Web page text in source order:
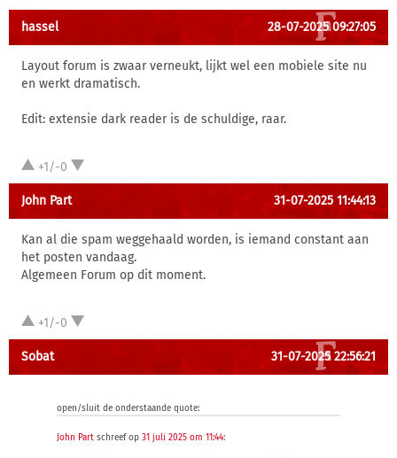
hassel 28-07-2025 09:27:05
Layout forum is zwaar verneukt, lijkt wel een mobiele site nu
en werkt dramatisch.
Edit: extensie dark reader is de schuldige, raar.
+1/-0
John Part 31-07-2025 11:44:13
Kan al die spam weggehaald worden, is iemand constant aan
het posten vandaag.
Algemeen Forum op dit moment.
+1/-0
Sobat 31-07-2025 22:56:21
open/sluit de onderstaande quote:
John Part schreef op 31 juli 2025 om 11:44: